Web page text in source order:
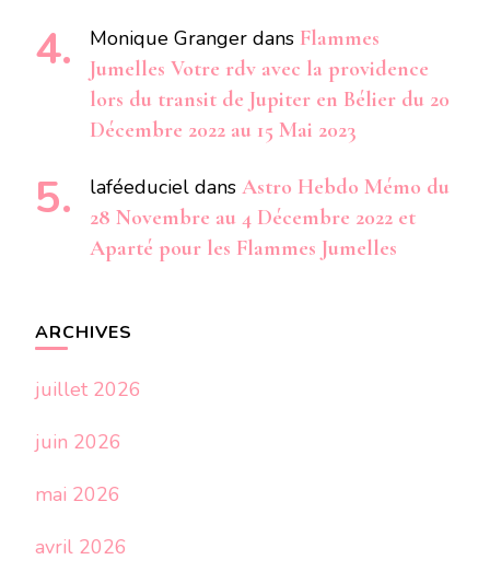
Monique Granger dans Flammes
Jumelles Votre rdv avec la providence
lors du transit de Jupiter en Bélier du 20
Décembre 2022 au 15 Mai 2023
laféeduciel dans Astro Hebdo Mémo du
28 Novembre au 4 Décembre 2022 et
Aparté pour les Flammes Jumelles
ARCHIVES
juillet 2026
juin 2026
mai 2026
avril 2026